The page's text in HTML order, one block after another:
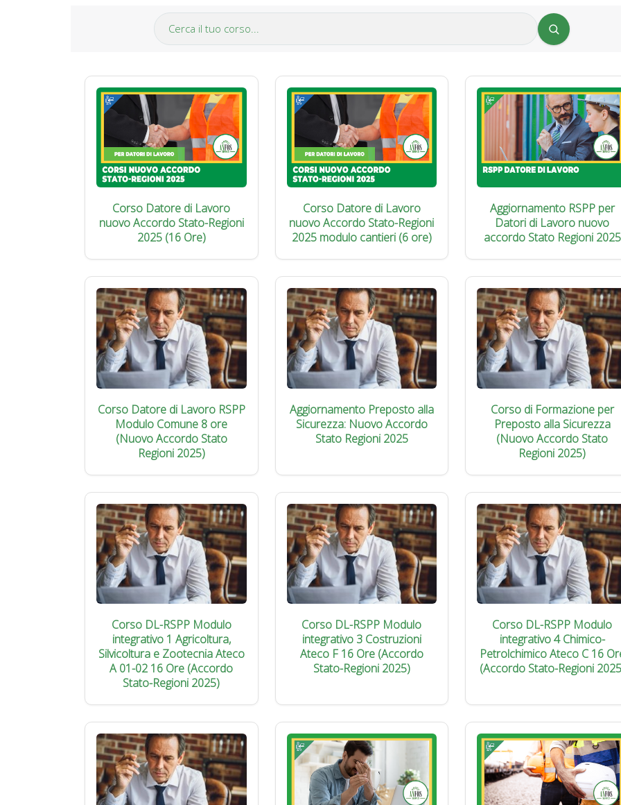
Corso Datore di Lavoro
nuovo Accordo Stato-Regioni
2025 (16 Ore)
Corso Datore di Lavoro
nuovo Accordo Stato-Regioni
2025 modulo cantieri (6 ore)
Aggiornamento RSPP per
Datori di Lavoro nuovo
accordo Stato Regioni 2025
Corso Datore di Lavoro RSPP
Modulo Comune 8 ore
(Nuovo Accordo Stato
Regioni 2025)
Aggiornamento Preposto alla
Sicurezza: Nuovo Accordo
Stato Regioni 2025
Corso di Formazione per
Preposto alla Sicurezza
(Nuovo Accordo Stato
Regioni 2025)
Corso DL-RSPP Modulo
integrativo 1 Agricoltura,
Silvicoltura e Zootecnia Ateco
A 01-02 16 Ore (Accordo
Stato-Regioni 2025)
Corso DL-RSPP Modulo
integrativo 3 Costruzioni
Ateco F 16 Ore (Accordo
Stato-Regioni 2025)
Corso DL-RSPP Modulo
integrativo 4 Chimico-
Petrolchimico Ateco C 16
(Accordo Stato-Regioni